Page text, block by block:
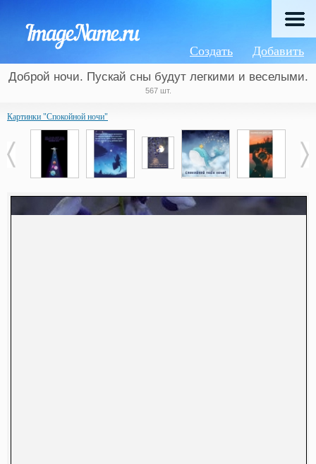
Добавить
Создать
Доброй ночи. Пускай сны будут легкими и веселыми.
567 шт.
Картинки "Спокойной ночи"